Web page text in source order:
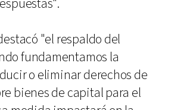
"el respaldo del
fundamentamos la
o eliminar derechos de
bienes de capital para el